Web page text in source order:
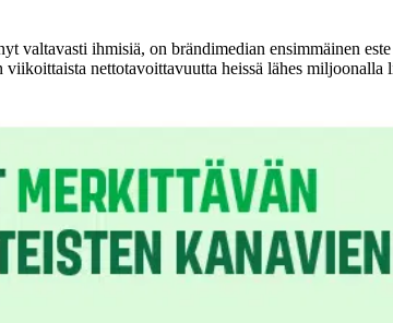
valtavasti ihmisiä, on brändimedian ensimmäinen
nettotavoittavuutta heissä lähes miljoonalla